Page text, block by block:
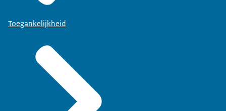
Toegankelijkheid